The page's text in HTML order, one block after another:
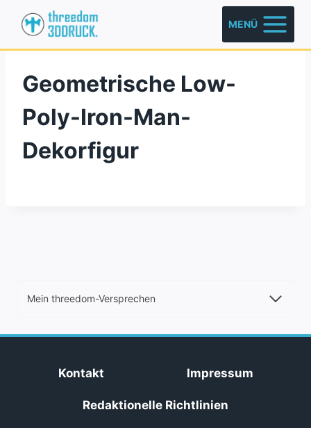
Inhalt
springen
MENÜ
Geometrische Low-
Poly-Iron-Man-
Dekorfigur
Mein threedom-Versprechen
Kontakt Impressum
Redaktionelle Richtlinien